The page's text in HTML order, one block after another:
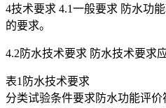
4技术要求 4.1一般要求 防水功
的要求。
4.2防水技术要求 防水技术要求
表1防水技术要求
分类试验条件要求防水功能评